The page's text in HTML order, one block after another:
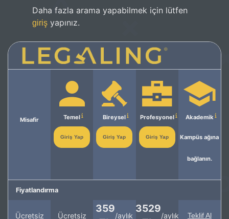
Daha fazla arama yapabilmek için lütfen
giriş yapınız.
Misafir Temel
Giriş Yap
Bireysel
Giriş Yap
Profesyonel
Giriş Yap
Akademik
Kampüs ağına
bağlanın.
Fiyatlandırma
Ücretsiz Ücretsiz
359
/aylık
3529
/aylık Teklif Al